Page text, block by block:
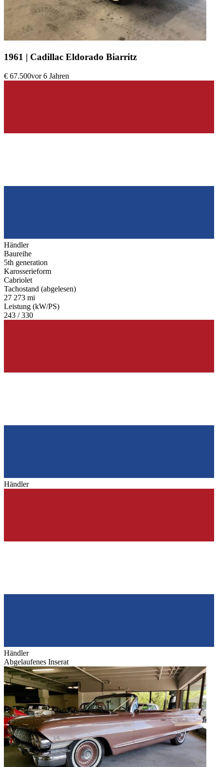
1961 | Cadillac Eldorado Biarritz
€ 67.500vor 6 Jahren
Händler
Baureihe
5th generation
Karosserieform
Cabriolet
Tachostand (abgelesen)
27 273 mi
Leistung (kW/PS)
243 / 330
Händler
Händler
Abgelaufenes Inserat